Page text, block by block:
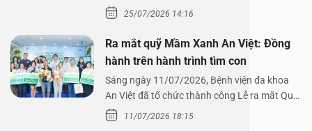
xoang cùng PGS.…
25/07/2026 14:16
Ra mắt quỹ Mầm Xanh An Việt: Đồng
hành trên hành trình tìm con
Sáng ngày 11/07/2026, Bệnh viện đa khoa
An Việt đã tổ chức thành công Lễ ra mắt Quỹ
Mầm Xanh…
11/07/2026 18:15